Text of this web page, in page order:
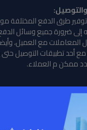
طرق الدفع المختلفة
إلى ضرورة جميع وسائل
المعاملات مع العميل،
مع أحد تطبيقات التوصيل
ممكن م العملاء.